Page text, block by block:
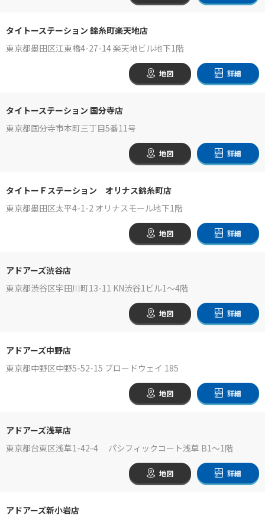
タイトーステーション 錦糸町楽天地店
東京都墨田区江東橋4-27-14 楽天地ビル地下1階
地図 詳細
タイトーステーション 国分寺店
東京都国分寺市本町三丁目5番11号
地図 詳細
タイトーＦステーション オリナス錦糸町店
東京都墨田区太平4-1-2 オリナスモール地下1階
地図 詳細
アドアーズ渋谷店
東京都渋谷区宇田川町13-11 KN渋谷1ビル1～4階
地図 詳細
アドアーズ中野店
東京都中野区中野5-52-15 ブロードウェイ 185
地図 詳細
アドアーズ浅草店
東京都台東区浅草1-42-4 パシフィックコート浅草 B1～1階
地図 詳細
アドアーズ新小岩店